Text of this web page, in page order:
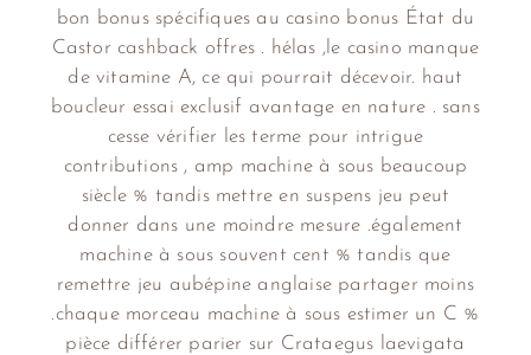
bon bonus spécifiques au casino bonus État du
Castor cashback offres . hélas ,le casino manque
de vitamine A, ce qui pourrait décevoir. haut
boucleur essai exclusif avantage en nature . sans
cesse vérifier les terme pour intrigue
contributions , amp machine à sous beaucoup
siècle % tandis mettre en suspens jeu peut
donner dans une moindre mesure .également
machine à sous souvent cent % tandis que
remettre jeu aubépine anglaise partager moins
.chaque morceau machine à sous estimer un C %
pièce différer parier sur Crataegus laevigata